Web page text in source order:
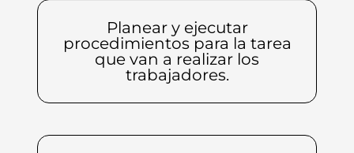
Planear y ejecutar
procedimientos para la tarea
que van a realizar los
trabajadores.